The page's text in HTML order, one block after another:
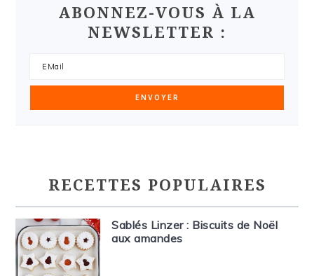
ABONNEZ-VOUS À LA
NEWSLETTER :
RECETTES POPULAIRES
Sablés Linzer : Biscuits de Noël
aux amandes